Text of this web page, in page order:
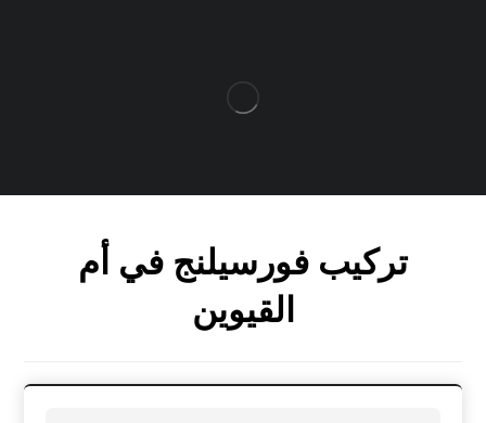
تركيب فورسيلنج في أم
القيوين